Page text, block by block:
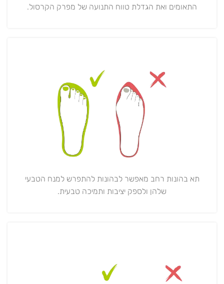
התאומים ואת הגדלת טווח התנועה של מפרק הקרסול.
תא בהונות רחב מאפשר לבהונות להתפרש למנח הטבעי
שלהן ולספק יציבות ותמיכה טבעית.